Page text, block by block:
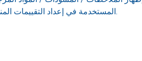
المستخدمة في إعداد التقييمات المنجزة.